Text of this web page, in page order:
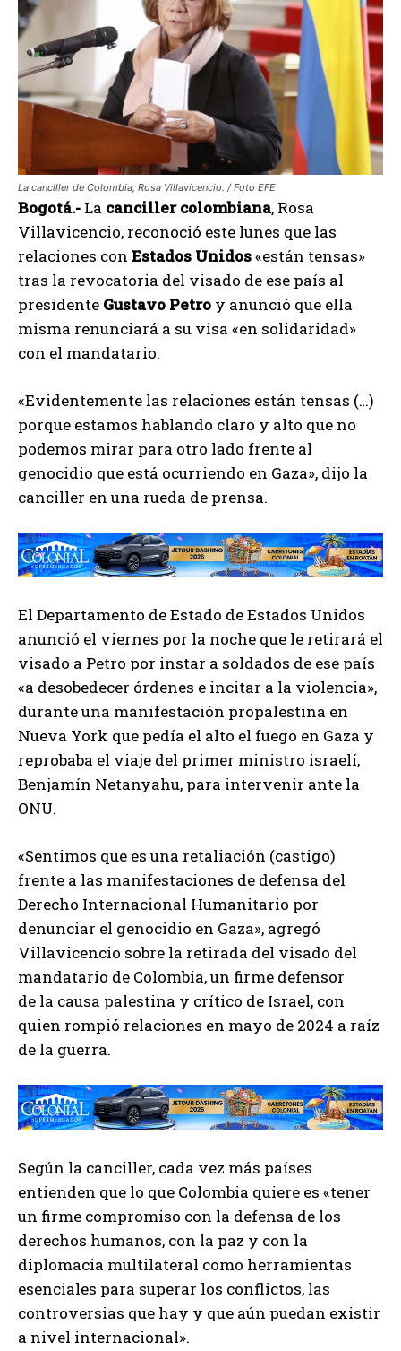
La canciller de Colombia, Rosa Villavicencio. / Foto EFE
Bogotá.- La canciller colombiana, Rosa
Villavicencio, reconoció este lunes que las
relaciones con Estados Unidos«están tensas»
tras la revocatoria del visado de ese país al
presidente Gustavo Petro y anunció que ella
misma renunciará a su visa «en solidaridad»
con el mandatario.
«Evidentemente las relaciones están tensas (…)
porque estamos hablando claro y alto que no
podemos mirar para otro lado frente al
genocidio que está ocurriendo en Gaza», dijo la
canciller en una rueda de prensa.
El Departamento de Estado de Estados Unidos
anunció el viernes por la noche que le retirará el
visado a Petro por instar a soldados de ese país
«a desobedecer órdenes e incitar a la violencia»,
durante una manifestación propalestina en
Nueva York que pedía el alto el fuego en Gaza y
reprobaba el viaje del primer ministro israelí,
Benjamín Netanyahu, para intervenir ante la
ONU.
«Sentimos que es una retaliación (castigo)
frente a las manifestaciones de defensa del
Derecho Internacional Humanitario por
denunciar el genocidio en Gaza», agregó
Villavicencio sobre la retirada del visado del
mandatario de Colombia, un firme defensor
de la causa palestina y crítico de Israel, con
quien rompió relaciones en mayo de 2024 a raíz
de la guerra.
Según la canciller, cada vez más países
entienden que lo que Colombia quiere es «tener
un firme compromiso con la defensa de los
derechos humanos, con la paz y con la
diplomacia multilateral como herramientas
esenciales para superar los conflictos, las
controversias que hay y que aún puedan existir
a nivel internacional».